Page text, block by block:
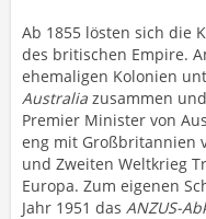
Ab 1855 lösten sich die
des britischen Empire.
ehemaligen Kolonien
Australia zusammen
Premier Minister von
eng mit Großbritannien
und Zweiten Weltkrieg
Europa. Zum eigenen
Jahr 1951 das ANZUS-